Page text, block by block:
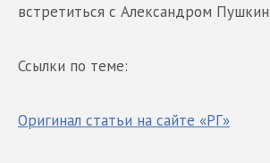
встретиться с Александром
Ссылки по теме:
Оригинал статьи на сайте «РГ»